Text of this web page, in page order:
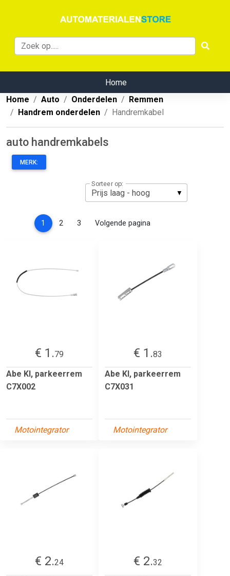
Home
Home
Auto Onderdelen
Remmen
Handrem onderdelen
Handremkabel
auto handremkabels
MERK:
Sorteer op:
1 (current)
2 3 Volgende pagina
€ 1.79
Abe Kl, parkeerrem
C7X002
Motointegrator
€ 1.83
Abe Kl, parkeerrem
C7X031
Motointegrator
€ 2.24
€ 2.32